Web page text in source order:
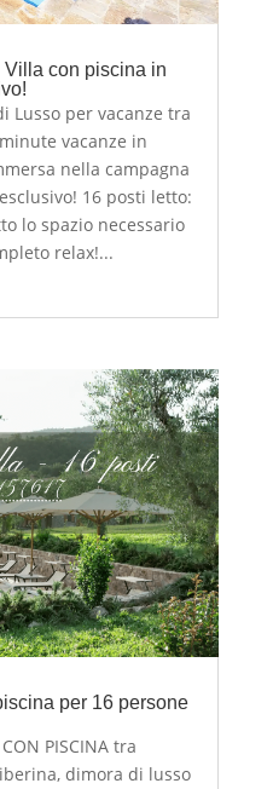
Villa con piscina in
Lusso per vacanze tra
vacanze in
nella campagna
16 posti letto:
lo spazio necessario
relax!...
per 16 persone
PISCINA tra
dimora di lusso